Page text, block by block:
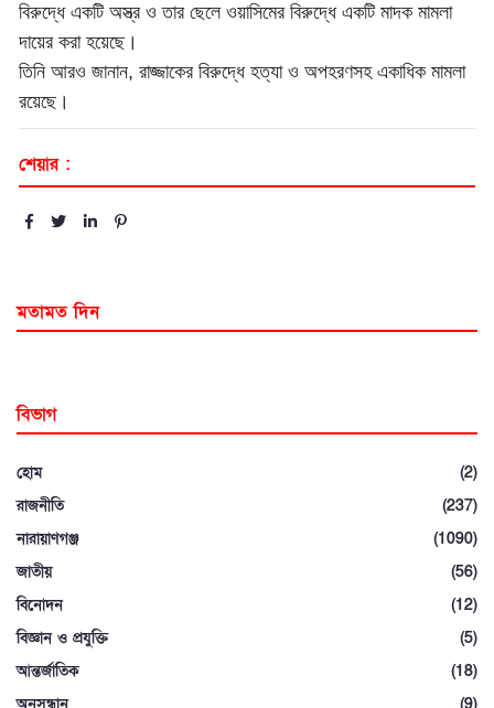
বিরুদ্ধে একটি অস্ত্র ও তার ছেলে ওয়াসিমের বিরুদ্ধে একটি মাদক মামলা
দায়ের করা হয়েছে।
তিনি আরও জানান, রাজ্জাকের বিরুদ্ধে হত্যা ও অপহরণসহ একাধিক মামলা
রয়েছে।
শেয়ার :
মতামত দিন
বিভাগ
হোম
(2)
রাজনীতি
(237)
নারায়াণগঞ্জ
(1090)
জাতীয়
(56)
বিনোদন
(12)
বিজ্ঞান ও প্রযুক্তি
(5)
আন্তর্জাতিক
(18)